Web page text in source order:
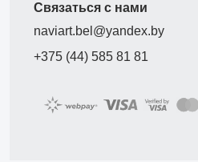
Связаться с нами
naviart.bel@yandex.by
+375 (44) 585 81 81